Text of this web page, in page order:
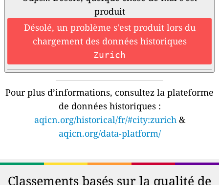
produit
Désolé, un problème s'est produit lors du
chargement des données historiques
Zurich
Pour plus d’informations, consultez la plateforme
de données historiques :
aqicn.org/historical/fr/#city:zurich&
aqicn.org/data-platform/
Classements basés sur la qualité de